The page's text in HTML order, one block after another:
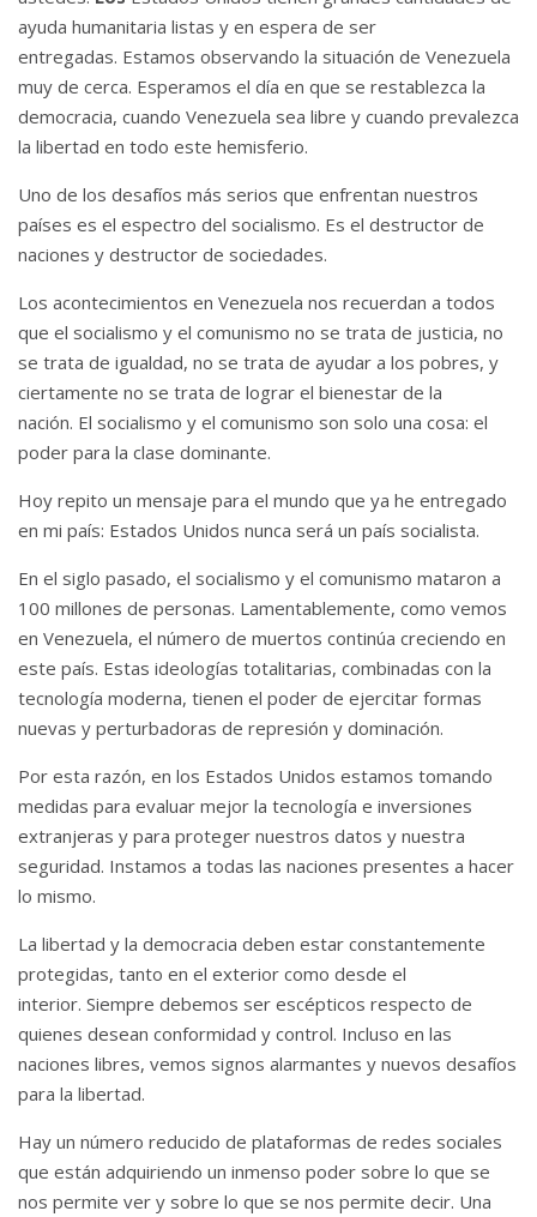
ayuda humanitaria listas y en espera de ser
entregadas. Estamos observando la situación de Venezuela
muy de cerca. Esperamos el día en que se restablezca la
democracia, cuando Venezuela sea libre y cuando prevalezca
la libertad en todo este hemisferio.
Uno de los desafíos más serios que enfrentan nuestros
países es el espectro del socialismo. Es el destructor de
naciones y destructor de sociedades.
Los acontecimientos en Venezuela nos recuerdan a todos
que el socialismo y el comunismo no se trata de justicia, no
se trata de igualdad, no se trata de ayudar a los pobres, y
ciertamente no se trata de lograr el bienestar de la
nación. El socialismo y el comunismo son solo una cosa: el
poder para la clase dominante.
Hoy repito un mensaje para el mundo que ya he entregado
en mi país: Estados Unidos nunca será un país socialista.
En el siglo pasado, el socialismo y el comunismo mataron a
100 millones de personas. Lamentablemente, como vemos
en Venezuela, el número de muertos continúa creciendo en
este país. Estas ideologías totalitarias, combinadas con la
tecnología moderna, tienen el poder de ejercitar formas
nuevas y perturbadoras de represión y dominación.
Por esta razón, en los Estados Unidos estamos tomando
medidas para evaluar mejor la tecnología e inversiones
extranjeras y para proteger nuestros datos y nuestra
seguridad. Instamos a todas las naciones presentes a hacer
lo mismo.
La libertad y la democracia deben estar constantemente
protegidas, tanto en el exterior como desde el
interior. Siempre debemos ser escépticos respecto de
quienes desean conformidad y control. Incluso en las
naciones libres, vemos signos alarmantes y nuevos desafíos
para la libertad.
Hay un número reducido de plataformas de redes sociales
que están adquiriendo un inmenso poder sobre lo que se
nos permite ver y sobre lo que se nos permite decir. Una